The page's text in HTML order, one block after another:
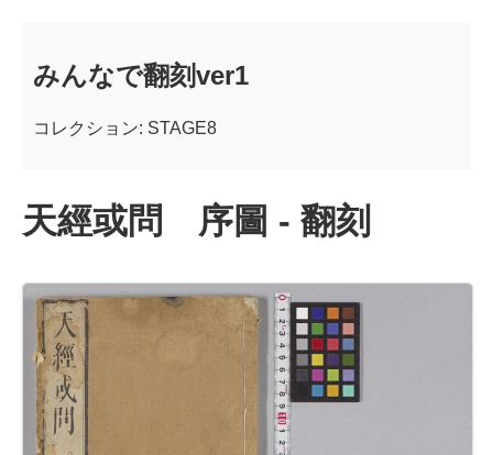
みんなで翻刻ver1
コレクション: STAGE8
天經或問 序圖 - 翻刻